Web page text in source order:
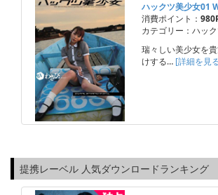
ハックツ美少女01
消費ポイント：
カテゴリー：ハッ
瑞々しい美少女を
けする… [詳細を見
提携レーベル 人気ダウンロードランキング